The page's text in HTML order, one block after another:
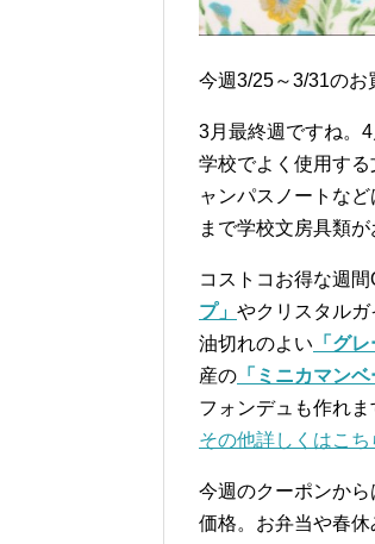
今週3/25～3/31のお
3月最終週ですね。
学校でよく使用す
ャンパスノートな
まで学校文房具類
コストコお得な週
プ」 やクリスタルガ
油切れのよい 「グ
産の 「ミニカマンベ
フォンデュも作れま
その他詳しくはこ
今週のクーポンから
価格。お弁当や春休